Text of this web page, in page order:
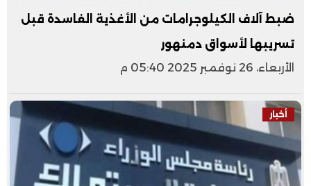
ضبط آلاف الكيلوجرامات من الأغذية الفاسدة قبل
تسريبها لأسواق دمنهور
الأربعاء، 26 نوفمبر 2025 05:40 م
أخبار